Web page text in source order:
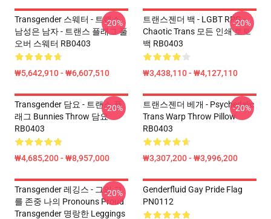
Transgender 스웨터 - 트랜스
남성은 남자 - 트랜스 플래그 풀
오버 스웨터 RB0403
₩5,642,910 - ₩6,607,510
-20%
트랜스젠더 백 - LGBT RPG -
Chaotic Trans 모든 인쇄 토트
백 RB0403
₩3,438,110 - ₩4,127,110
-20%
Transgender 담요 - 트랜스 플
래그 Bunnies Throw 담요
RB0403
₩4,685,200 - ₩8,957,000
-20%
트랜스젠더 베개 - Psychedelic
Trans Warp Throw Pillow
RB0403
₩3,307,200 - ₩3,996,200
-20%
Transgender 레깅스 - 그의 그
를 존중 나의 Pronouns Proud
Transgender 명랑한 Leggings
-20%
Genderfluid Gay Pride Flag
PN0112